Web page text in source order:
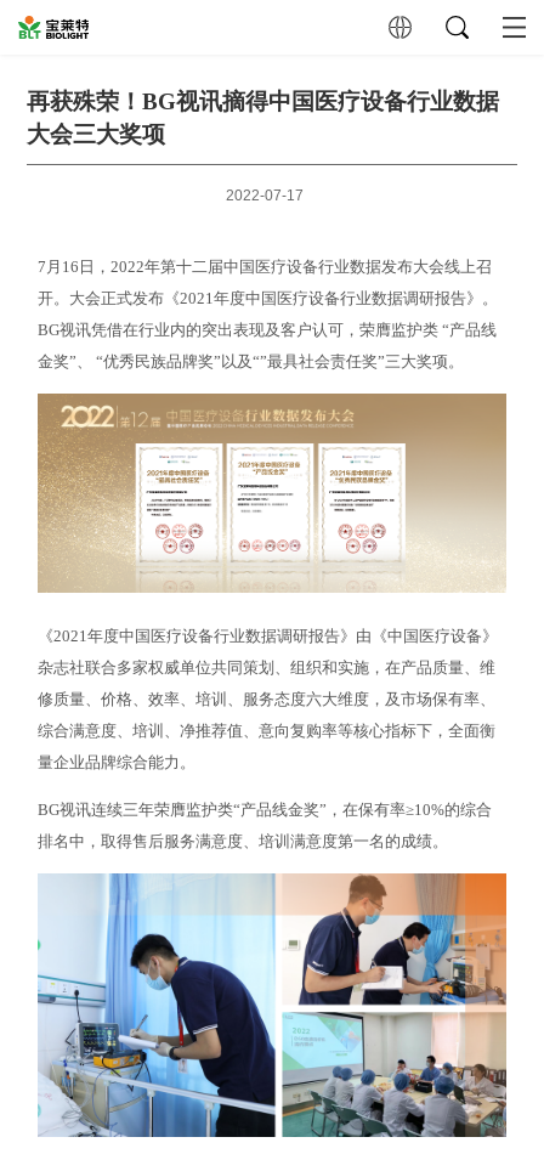
再获殊荣！BG视讯摘得中国医疗设备行业数据
大会三大奖项
2022-07-17
7月16日，2022年第十二届中国医疗设备行业数据发布大会线上召
开。大会正式发布《2021年度中国医疗设备行业数据调研报告》。
BG视讯凭借在行业内的突出表现及客户认可，荣膺监护类 “产品线
金奖”、 “优秀民族品牌奖”以及“”最具社会责任奖”三大奖项。
《2021年度中国医疗设备行业数据调研报告》由《中国医疗设备》
杂志社联合多家权威单位共同策划、组织和实施，在产品质量、维
修质量、价格、效率、培训、服务态度六大维度，及市场保有率、
综合满意度、培训、净推荐值、意向复购率等核心指标下，全面衡
量企业品牌综合能力。
BG视讯连续三年荣膺监护类“产品线金奖”，在保有率≥10%的综合
排名中，取得售后服务满意度、培训满意度第一名的成绩。